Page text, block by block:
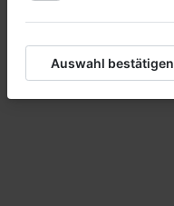
Auswahl bestätigen